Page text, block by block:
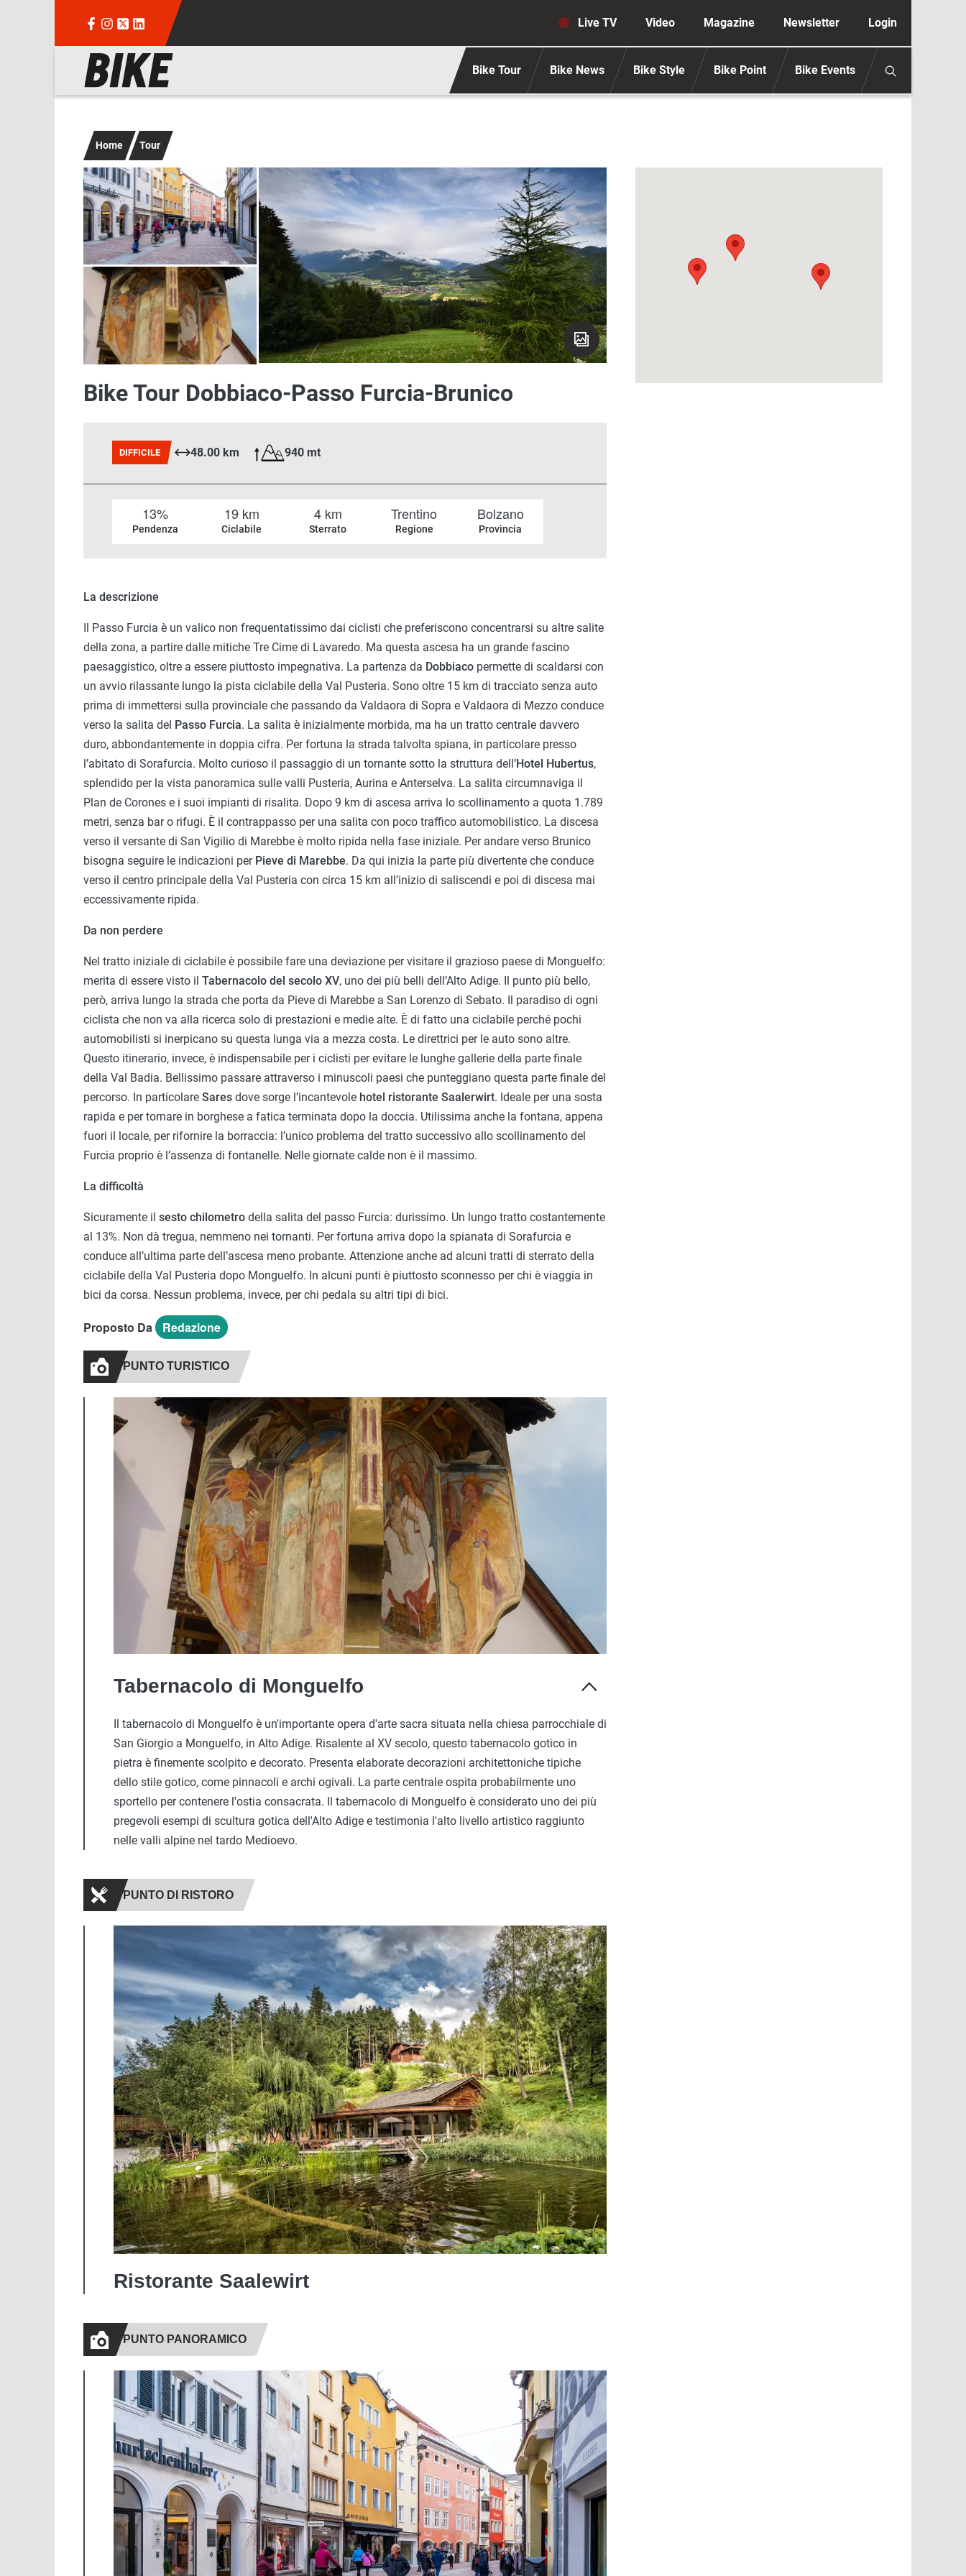
Navigazione secondaria anonimo
Live TV Video Magazine Newsletter Login
Navigazione principale Bike Tour Bike News Bike Style Bike Point Bike Events
Home Tour
Immagine Immagine
Immagine
Bike Tour Dobbiaco-Passo Furcia-Brunico
DIFFICILE 48.00 km 940 mt
13%
Pendenza
19 km
Ciclabile
4 km
Sterrato
Trentino
Regione
Bolzano
Provincia
La descrizione
Il Passo Furcia è un valico non frequentatissimo dai ciclisti che preferiscono concentrarsi su altre salite
della zona, a partire dalle mitiche Tre Cime di Lavaredo. Ma questa ascesa ha un grande fascino
paesaggistico, oltre a essere piuttosto impegnativa. La partenza da Dobbiaco permette di scaldarsi con
un avvio rilassante lungo la pista ciclabile della Val Pusteria. Sono oltre 15 km di tracciato senza auto
prima di immettersi sulla provinciale che passando da Valdaora di Sopra e Valdaora di Mezzo conduce
verso la salita del Passo Furcia. La salita è inizialmente morbida, ma ha un tratto centrale davvero
duro, abbondantemente in doppia cifra. Per fortuna la strada talvolta spiana, in particolare presso
l’abitato di Sorafurcia. Molto curioso il passaggio di un tornante sotto la struttura dell’Hotel Hubertus,
splendido per la vista panoramica sulle valli Pusteria, Aurina e Anterselva. La salita circumnaviga il
Plan de Corones e i suoi impianti di risalita. Dopo 9 km di ascesa arriva lo scollinamento a quota 1.789
metri, senza bar o rifugi. È il contrappasso per una salita con poco traffico automobilistico. La discesa
verso il versante di San Vigilio di Marebbe è molto ripida nella fase iniziale. Per andare verso Brunico
bisogna seguire le indicazioni per Pieve di Marebbe. Da qui inizia la parte più divertente che conduce
verso il centro principale della Val Pusteria con circa 15 km all’inizio di saliscendi e poi di discesa mai
eccessivamente ripida.
Da non perdere
Nel tratto iniziale di ciclabile è possibile fare una deviazione per visitare il grazioso paese di Monguelfo:
merita di essere visto il Tabernacolo del secolo XV, uno dei più belli dell’Alto Adige. Il punto più bello,
però, arriva lungo la strada che porta da Pieve di Marebbe a San Lorenzo di Sebato. Il paradiso di ogni
ciclista che non va alla ricerca solo di prestazioni e medie alte. È di fatto una ciclabile perché pochi
automobilisti si inerpicano su questa lunga via a mezza costa. Le direttrici per le auto sono altre.
Questo itinerario, invece, è indispensabile per i ciclisti per evitare le lunghe gallerie della parte finale
della Val Badia. Bellissimo passare attraverso i minuscoli paesi che punteggiano questa parte finale del
percorso. In particolare Sares dove sorge l’incantevole hotel ristorante Saalerwirt. Ideale per una sosta
rapida e per tornare in borghese a fatica terminata dopo la doccia. Utilissima anche la fontana, appena
fuori il locale, per rifornire la borraccia: l’unico problema del tratto successivo allo scollinamento del
Furcia proprio è l’assenza di fontanelle. Nelle giornate calde non è il massimo.
La difficoltà
Sicuramente il sesto chilometro della salita del passo Furcia: durissimo. Un lungo tratto costantemente
al 13%. Non dà tregua, nemmeno nei tornanti. Per fortuna arriva dopo la spianata di Sorafurcia e
conduce all’ultima parte dell’ascesa meno probante. Attenzione anche ad alcuni tratti di sterrato della
ciclabile della Val Pusteria dopo Monguelfo. In alcuni punti è piuttosto sconnesso per chi è viaggia in
bici da corsa. Nessun problema, invece, per chi pedala su altri tipi di bici.
Proposto Da Redazione
PUNTO TURISTICO
Tabernacolo di Monguelfo
Il tabernacolo di Monguelfo è un'importante opera d'arte sacra situata nella chiesa parrocchiale di
San Giorgio a Monguelfo, in Alto Adige. Risalente al XV secolo, questo tabernacolo gotico in
pietra è finemente scolpito e decorato. Presenta elaborate decorazioni architettoniche tipiche
dello stile gotico, come pinnacoli e archi ogivali. La parte centrale ospita probabilmente uno
sportello per contenere l'ostia consacrata. Il tabernacolo di Monguelfo è considerato uno dei più
pregevoli esempi di scultura gotica dell'Alto Adige e testimonia l'alto livello artistico raggiunto
nelle valli alpine nel tardo Medioevo.
PUNTO DI RISTORO
Ristorante Saalewirt
PUNTO PANORAMICO